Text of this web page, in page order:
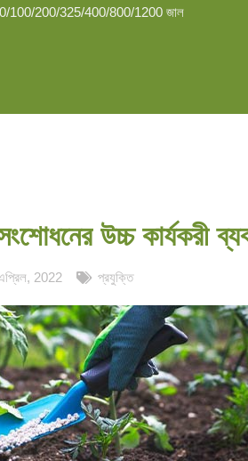
100/200/325/400/800/1200 জাল
উচ্চ কার্যকরী
2022 প্রযুক্তি